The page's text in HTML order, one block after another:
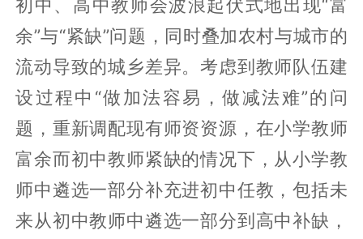
初中、高中教师会波浪起伏式地出现“富
余”与“紧缺”问题，同时叠加农村与城市的
流动导致的城乡差异。考虑到教师队伍建
设过程中“做加法容易，做减法难”的问
题，重新调配现有师资资源，在小学教师
富余而初中教师紧缺的情况下，从小学教
师中遴选一部分补充进初中任教，包括未
来从初中教师中遴选一部分到高中补缺，